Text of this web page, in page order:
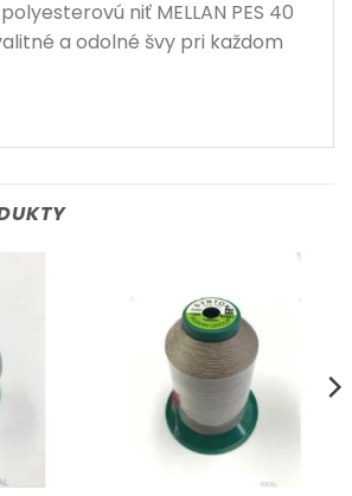
niť MELLAN PES 40
a odolné švy pri každom